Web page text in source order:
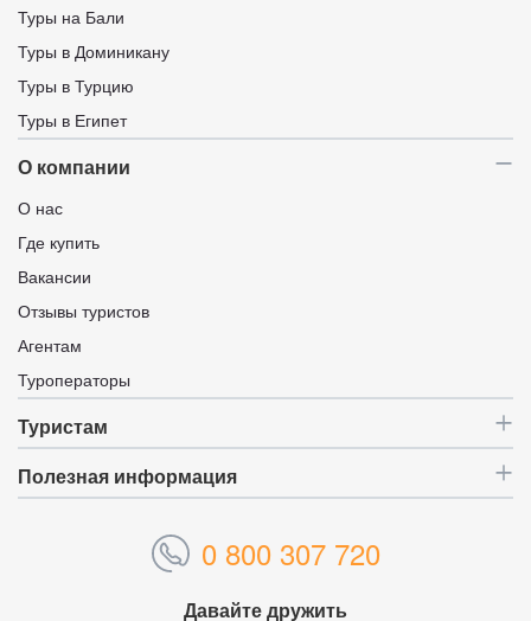
Туры на Бали
Туры в Доминикану
Туры в Турцию
Туры в Египет
О компании
О нас
Где купить
Вакансии
Отзывы туристов
Агентам
Туроператоры
Туристам
Полезная информация
0 800 307 720
Давайте дружить